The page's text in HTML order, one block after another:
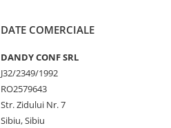
DATE COMERCIALE
DANDY CONF SRL
J32/2349/1992
RO2579643
Str. Zidului Nr. 7
Sibiu, Sibiu